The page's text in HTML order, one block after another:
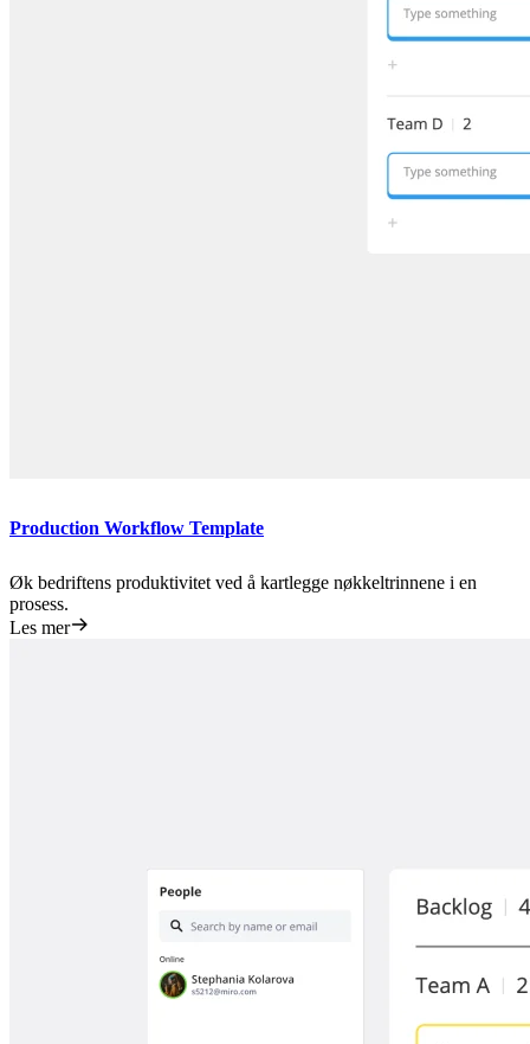
Production Workflow Template
Øk bedriftens produktivitet ved å kartlegge nøkkeltrinnene i en
prosess.
Les mer